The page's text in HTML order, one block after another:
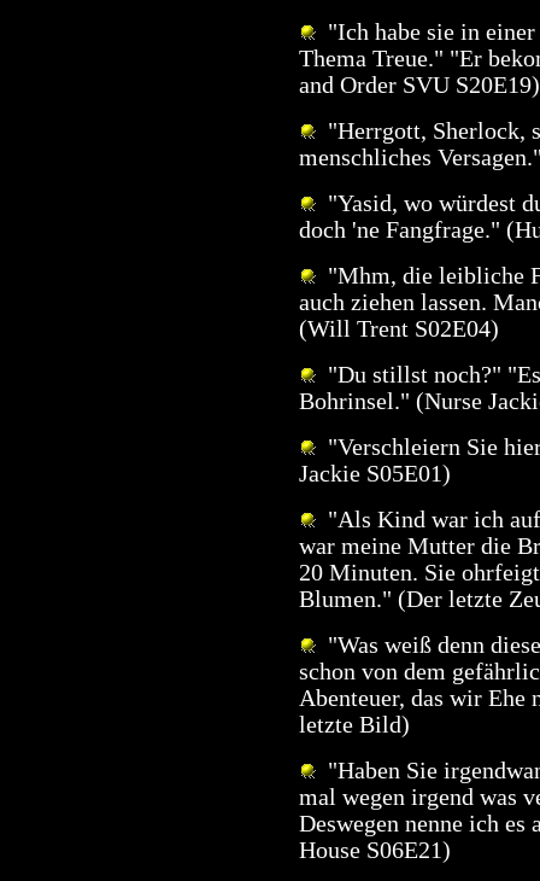
"Ich habe sie in
Thema Treue." "Er
and Order SVU S20E19)
"Herrgott, Sherlock,
menschliches
"Yasid, wo würdest
doch 'ne Fangfrage."
"Mhm, die leibliche
auch ziehen lassen.
(Will Trent S02E04)
"Du stillst noch?"
Bohrinsel." (Nurse
"Verschleiern Sie
Jackie S05E01)
"Als Kind war ich
war meine Mutter die
20 Minuten. Sie
Blumen." (Der letzte
"Was weiß denn
schon von dem
Abenteuer, das wir Ehe
letzte Bild)
"Haben Sie
mal wegen irgend was
Deswegen nenne ich es
House S06E21)